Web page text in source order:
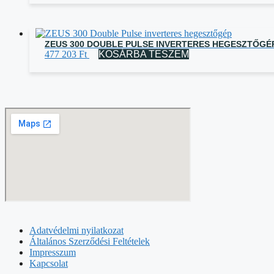
ZEUS 300 DOUBLE PULSE INVERTERES
477 203 Ft KOSÁRBA TESZEM
Adatvédelmi nyilatkozat
Általános Szerződési Feltételek
Impresszum
Kapcsolat